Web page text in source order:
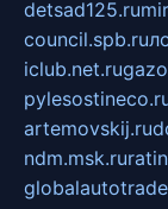
detsad125.ru
council.spb.ru
iclub.net.ru
artemovskij.ru
ndm.msk.ru